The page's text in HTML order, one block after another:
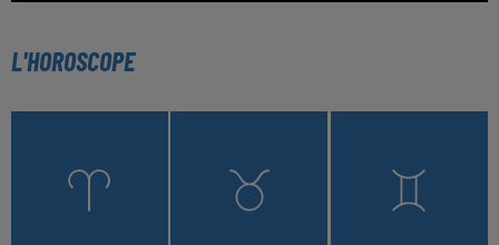
L'HOROSCOPE